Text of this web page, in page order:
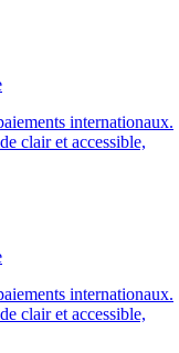
internationaux.
clair et accessible,
internationaux.
clair et accessible,